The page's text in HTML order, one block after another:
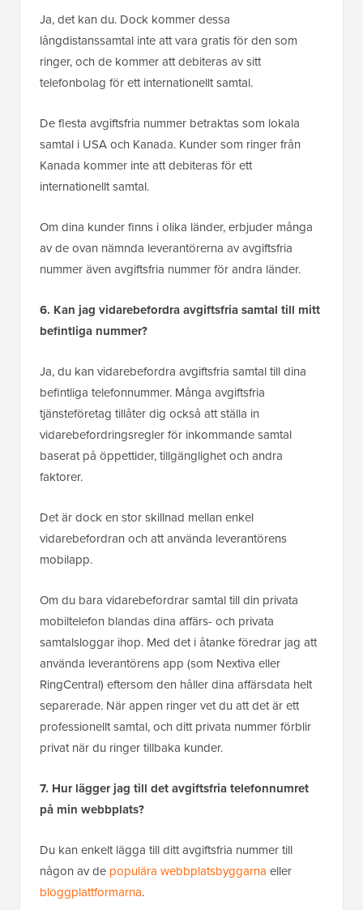
Ja, det kan du. Dock kommer dessa
långdistanssamtal inte att vara gratis för den som
ringer, och de kommer att debiteras av sitt
telefonbolag för ett internationellt samtal.
De flesta avgiftsfria nummer betraktas som lokala
samtal i USA och Kanada. Kunder som ringer från
Kanada kommer inte att debiteras för ett
internationellt samtal.
Om dina kunder finns i olika länder, erbjuder många
av de ovan nämnda leverantörerna av avgiftsfria
nummer även avgiftsfria nummer för andra länder.
6. Kan jag vidarebefordra avgiftsfria samtal till mitt
befintliga nummer?
Ja, du kan vidarebefordra avgiftsfria samtal till dina
befintliga telefonnummer. Många avgiftsfria
tjänsteföretag tillåter dig också att ställa in
vidarebefordringsregler för inkommande samtal
baserat på öppettider, tillgänglighet och andra
faktorer.
Det är dock en stor skillnad mellan enkel
vidarebefordran och att använda leverantörens
mobilapp.
Om du bara vidarebefordrar samtal till din privata
mobiltelefon blandas dina affärs- och privata
samtalsloggar ihop. Med det i åtanke föredrar jag att
använda leverantörens app (som Nextiva eller
RingCentral) eftersom den håller dina affärsdata helt
separerade. När appen ringer vet du att det är ett
professionellt samtal, och ditt privata nummer förblir
privat när du ringer tillbaka kunder.
7. Hur lägger jag till det avgiftsfria telefonnumret
på min webbplats?
Du kan enkelt lägga till ditt avgiftsfria nummer till
någon av de populära webbplatsbyggarna eller
bloggplattformarna.